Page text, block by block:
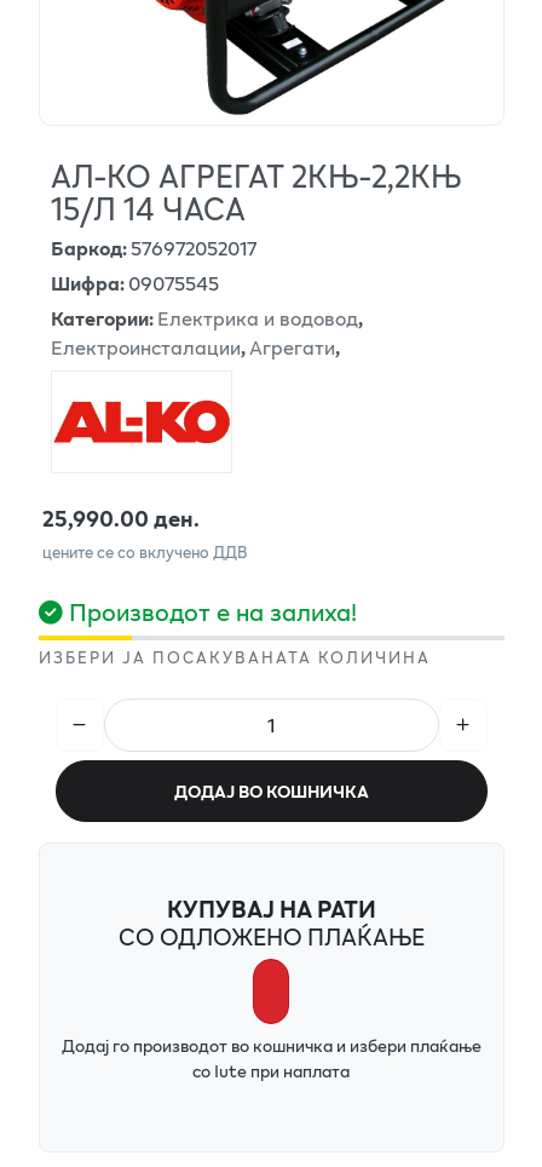
АЛ-КО АГРЕГАТ 2КЊ-2,2КЊ
15/Л 14 ЧАСА
Баркод:576972052017
Шифра:09075545
Категории:Електрика и водовод,
Електроинсталации,Агрегати,
25,990.00 ден.
цените се со вклучено ДДВ
Производот е на залиха!
ИЗБЕРИ ЈА ПОСАКУВАНАТА КОЛИЧИНА
ДОДАЈ ВО КОШНИЧКА
КУПУВАЈ НА РАТИ
СО ОДЛОЖЕНО ПЛАЌАЊЕ
Додај го производот во кошничка и избери плаќање
со Iute при наплата